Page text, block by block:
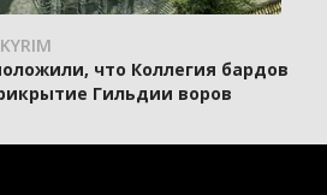
что Коллегия бардов
Гильдии воров